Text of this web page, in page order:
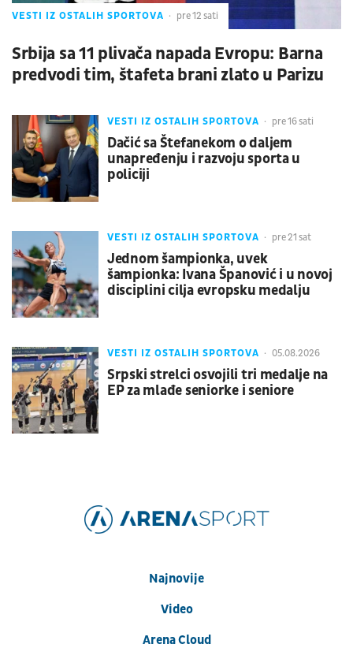
VESTI IZ OSTALIH SPORTOVA pre 12 sati
Srbija sa 11 plivača napada Evropu: Barna
predvodi tim, štafeta brani zlato u Parizu
VESTI IZ OSTALIH SPORTOVA pre 16 sati
Dačić sa Štefanekom o daljem
unapređenju i razvoju sporta u
policiji
VESTI IZ OSTALIH SPORTOVA pre 21 sat
Jednom šampionka, uvek
šampionka: Ivana Španović i u novoj
disciplini cilja evropsku medalju
VESTI IZ OSTALIH SPORTOVA 05.08.2026
Srpski strelci osvojili tri medalje na
EP za mlađe seniorke i seniore
Najnovije
Video
Arena Cloud